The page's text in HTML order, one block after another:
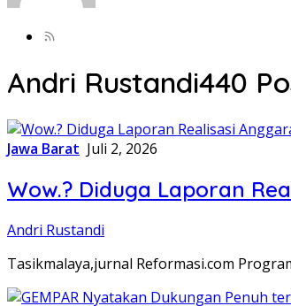
Andri Rustandi440
Jawa Barat Juli 2, 2026
Wow.? Diduga Laporan
Andri Rustandi
Tasikmalaya,jurnal Reformasi.com